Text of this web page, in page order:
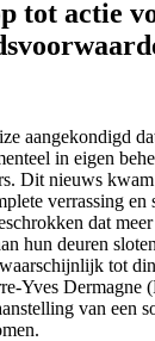
tot actie
aangekondigd
in eigen
Dit nieuws
verrassing en
dat
hun deuren
tot
Yves Dermagne
van een